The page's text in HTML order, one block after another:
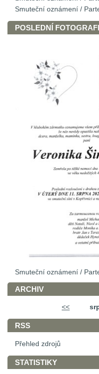
Smuteční oznámení /
POSLEDNÍ
Smuteční oznámení /
ARCHIV
<<
RSS
Přehled zdrojů
STATISTIKY